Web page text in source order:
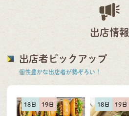
出店情報
出店者ピックアップ
個性豊かな出店者が勢ぞろい！
18日 19日 18日 19日